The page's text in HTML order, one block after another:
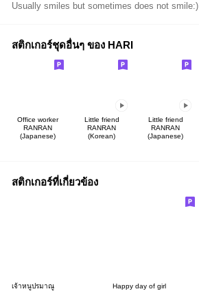
Usually smiles but sometimes does not smile:)
สติกเกอร์ชุดอื่นๆ ของ HARI
Office worker
RANRAN
(Japanese)
Little friend
RANRAN
(Korean)
Little friend
RANRAN
(Japanese)
สติกเกอร์ที่เกี่ยวข้อง
เจ้าหนูปรมาณู Happy day of girl